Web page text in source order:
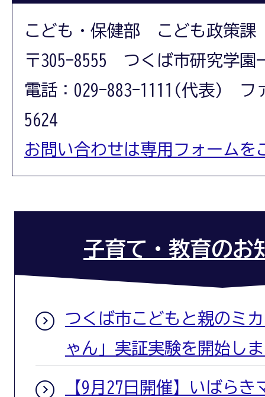
こども・保健部 こども政策課
〒305-8555 つくば市研究学園
電話：029-883-1111(代表) フ
5624
お問い合わせは専用フォームを
子育て・教育のお
つくば市こどもと親のミ
ゃん」実証実験を開始し
【9月27日開催】いばら